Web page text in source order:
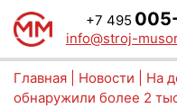
+7 495
info@stroj-
Главная Новости
На
обнаружили более 2